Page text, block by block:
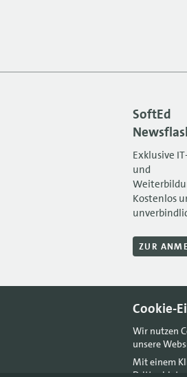
SoftEd
Exklusive
und
Kostenlos
ZUR
Cookie-
Wir nutzen
unsere
Mit einem